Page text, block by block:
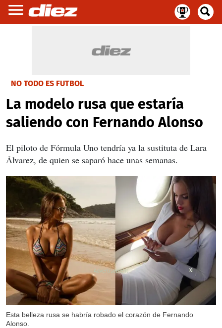
NO TODO ES FUTBOL
La modelo rusa que estaría
saliendo con Fernando Alonso
El piloto de Fórmula Uno tendría ya la sustituta de Lara
Álvarez, de quien se saparó hace unas semanas.
Esta belleza rusa se habría robado el corazón de Fernando
Alonso.
X